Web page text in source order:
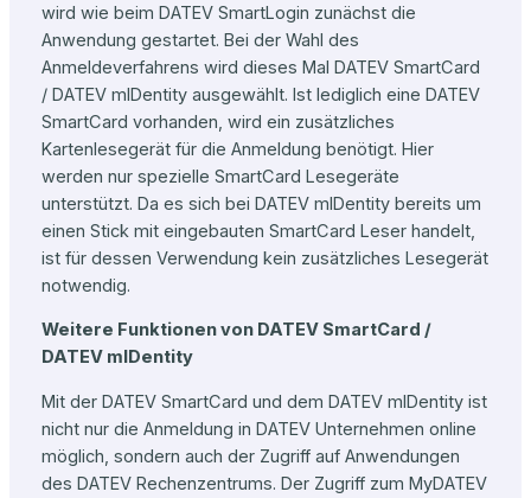
wird wie beim DATEV SmartLogin zunächst die
Anwendung gestartet. Bei der Wahl des
Anmeldeverfahrens wird dieses Mal DATEV SmartCard
/ DATEV mIDentity ausgewählt. Ist lediglich eine DATEV
SmartCard vorhanden, wird ein zusätzliches
Kartenlesegerät für die Anmeldung benötigt. Hier
werden nur spezielle SmartCard Lesegeräte
unterstützt. Da es sich bei DATEV mIDentity bereits um
einen Stick mit eingebauten SmartCard Leser handelt,
ist für dessen Verwendung kein zusätzliches Lesegerät
notwendig.
Weitere Funktionen von DATEV SmartCard /
DATEV mIDentity
Mit der DATEV SmartCard und dem DATEV mIDentity ist
nicht nur die Anmeldung in DATEV Unternehmen online
möglich, sondern auch der Zugriff auf Anwendungen
des DATEV Rechenzentrums. Der Zugriff zum MyDATEV